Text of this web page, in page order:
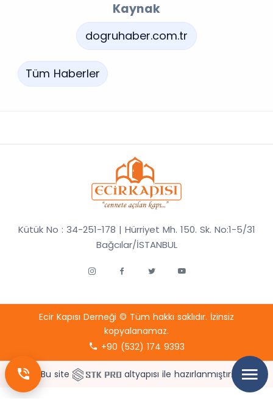
Kaynak
dogruhaber.com.tr
Tüm Haberler
Kütük No : 34-251-178 | Hürriyet Mh. 150. Sk. No:1-5/31
Bağcılar/İSTANBUL
Ecir Kapısı Derneği © Tüm hakkı saklıdır. İzinsiz
kopyalanamaz.
+90 (532) 174 9393
Bu site altyapısı ile hazırlanmıştır.